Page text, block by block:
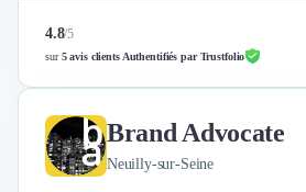
4.8/5
sur5 avis clients Authentifiés par Trustfolio
Brand Advocate
Neuilly-sur-Seine